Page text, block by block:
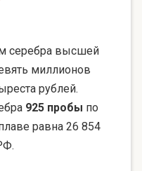
серебра высшей
миллионов
рублей.
925 пробы по
равна 26 854